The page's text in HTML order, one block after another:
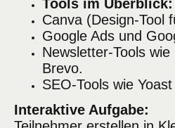
Tools im Überblick:
Canva (Design-Tool
Google Ads und
Newsletter-Tools
Brevo.
SEO-Tools wie
Interaktive Aufgabe: